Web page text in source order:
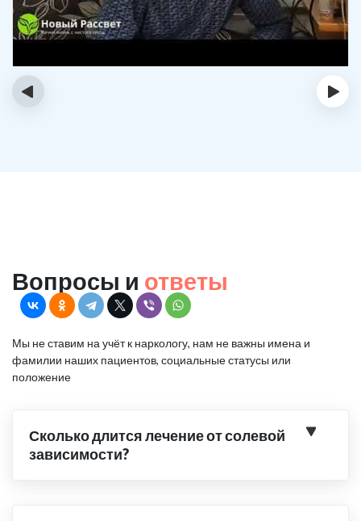
‹ ›
Вопросы и ответы
Мы не ставим на учёт к наркологу, нам не важны имена и
фамилии наших пациентов, социальные статусы или
положение
Сколько длится лечение от солевой
зависимости?